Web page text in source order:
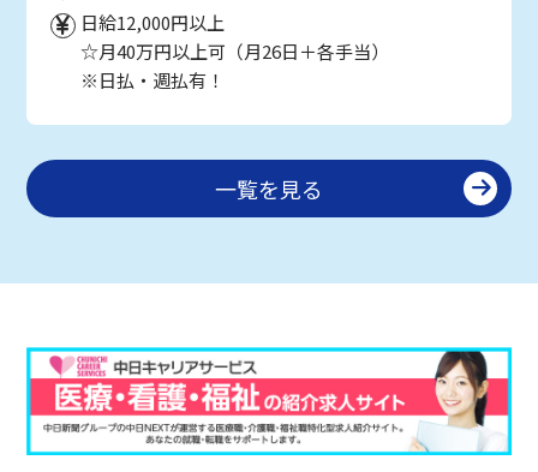
日給12,000円以上
☆月40万円以上可（月26日＋各手当）
※日払・週払有！
一覧を見る